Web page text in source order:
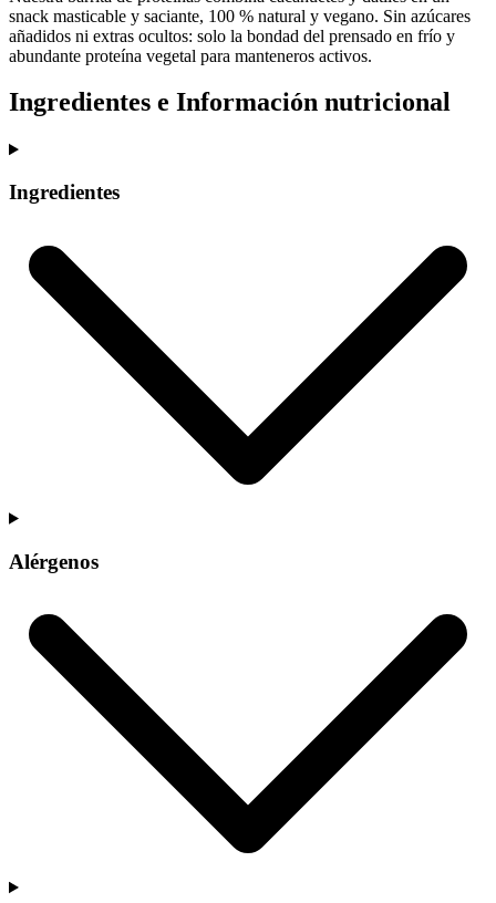
snack masticable y saciante, 100 % natural y vegano. Sin azúcares
añadidos ni extras ocultos: solo la bondad del prensado en frío y
abundante proteína vegetal para manteneros activos.
Ingredientes e Información nutricional
Ingredientes
Alérgenos